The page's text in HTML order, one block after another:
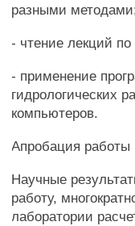
разными
- чтение лекций
- применение
гидрологических
компьютеров.
Апробация работы
Научные
работу,
лаборатории